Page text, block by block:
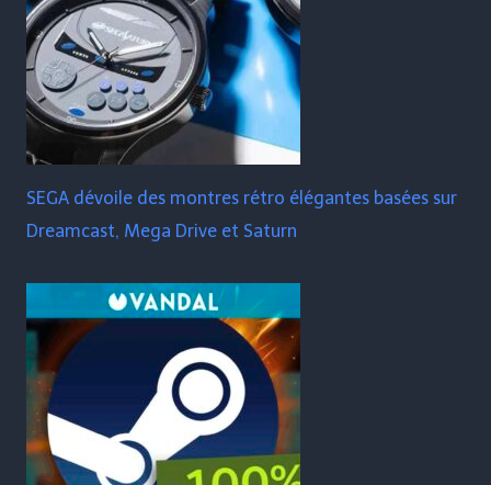
SEGA dévoile des montres rétro élégantes basées sur
Dreamcast, Mega Drive et Saturn